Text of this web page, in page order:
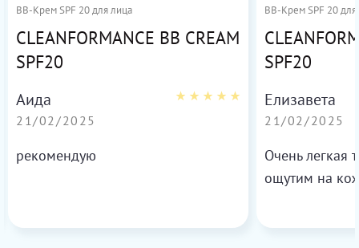
BB-Крем SPF 20 для лица
CLEANFORMANCE BB CREAM
SPF20
Аида
21/02/2025
рекомендую
BB-Крем SPF 20
SPF20
Елизавета
21/02/2025
Очень легкая
ощутим на